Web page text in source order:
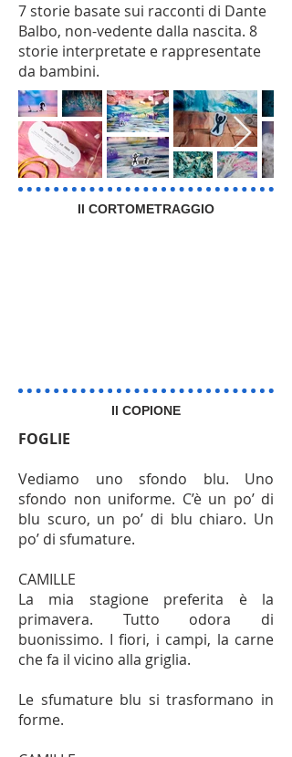
7 storie basate sui racconti di Dante
Balbo, non-vedente dalla nascita. 8
storie interpretate e rappresentate
da bambini.
Il CORTOMETRAGGIO
Il COPIONE
FOGLIE
Vediamo uno sfondo blu. Uno
sfondo non uniforme. C’è un po’ di
blu scuro, un po’ di blu chiaro. Un
po’ di sfumature.
CAMILLE
La mia stagione preferita è la
primavera. Tutto odora di
buonissimo. I fiori, i campi, la carne
che fa il vicino alla griglia.
Le sfumature blu si trasformano in
forme.